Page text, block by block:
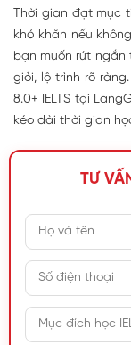
Thời gian đạt mục
khó khăn nếu
bạn muốn rút ngắn
giỏi, lộ trình rõ
8.0+ IELTS tại
kéo dài thời gian
TƯ